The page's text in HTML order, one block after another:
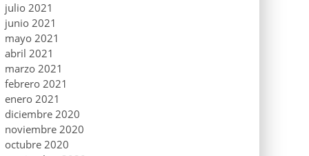
julio 2021
junio 2021
mayo 2021
abril 2021
marzo 2021
febrero 2021
enero 2021
diciembre 2020
noviembre 2020
octubre 2020